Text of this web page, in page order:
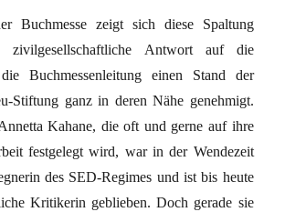
Buchmesse zeigt sich diese Spaltung
zivilgesellschaftliche Antwort auf die
Buchmessenleitung einen Stand der
Stiftung ganz in deren Nähe genehmigt.
Kahane, die oft und gerne auf ihre
festgelegt wird, war in der Wendezeit
des SED-Regimes und ist bis heute
Kritikerin geblieben. Doch gerade sie